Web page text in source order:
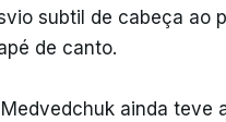
subtil de cabeça ao
de canto.
ainda teve